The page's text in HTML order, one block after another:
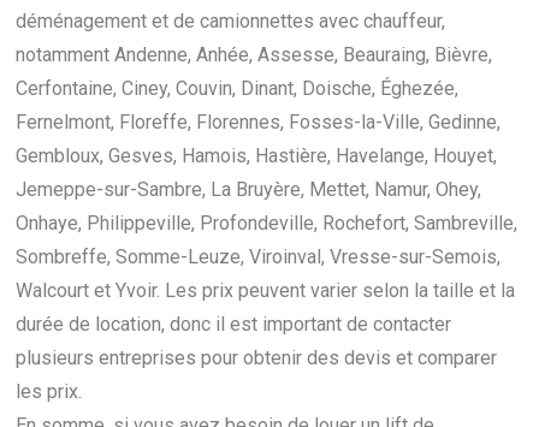
déménagement et de camionnettes avec chauffeur,
notamment Andenne, Anhée, Assesse, Beauraing, Bièvre,
Cerfontaine, Ciney, Couvin, Dinant, Doische, Éghezée,
Fernelmont, Floreffe, Florennes, Fosses-la-Ville, Gedinne,
Gembloux, Gesves, Hamois, Hastière, Havelange, Houyet,
Jemeppe-sur-Sambre, La Bruyère, Mettet, Namur, Ohey,
Onhaye, Philippeville, Profondeville, Rochefort, Sambreville,
Sombreffe, Somme-Leuze, Viroinval, Vresse-sur-Semois,
Walcourt et Yvoir. Les prix peuvent varier selon la taille et la
durée de location, donc il est important de contacter
plusieurs entreprises pour obtenir des devis et comparer
les prix.